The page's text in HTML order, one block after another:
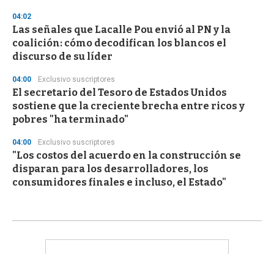
04:02
Las señales que Lacalle Pou envió al PN y la
coalición: cómo decodifican los blancos el
discurso de su líder
04:00 Exclusivo suscriptores
El secretario del Tesoro de Estados Unidos
sostiene que la creciente brecha entre ricos y
pobres "ha terminado"
04:00 Exclusivo suscriptores
"Los costos del acuerdo en la construcción se
disparan para los desarrolladores, los
consumidores finales e incluso, el Estado"